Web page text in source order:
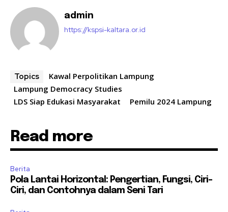
admin
https://kspsi-kaltara.or.id
Topics
Kawal Perpolitikan Lampung
Lampung Democracy Studies
LDS Siap Edukasi Masyarakat
Pemilu 2024 Lampung
Read more
Berita
Pola Lantai Horizontal: Pengertian, Fungsi, Ciri-
Ciri, dan Contohnya dalam Seni Tari